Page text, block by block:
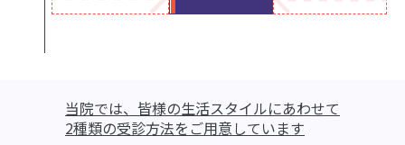
当院では、皆様の生活スタイルにあわせて
2種類の受診方法をご用意しています